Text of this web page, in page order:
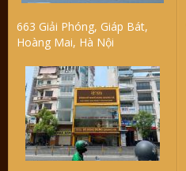
663 Giải Phóng, Giáp Bát,
Hoàng Mai, Hà Nội